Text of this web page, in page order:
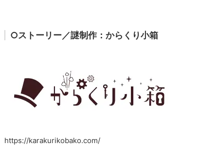
○ストーリー／謎制作：からくり小箱
https://karakurikobako.com/